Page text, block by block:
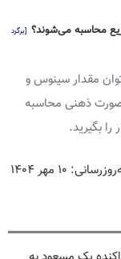
می‌شوند؟ [برگرد
ساده بین اعداد ۰ تا ۴ می‌توان مقدار سینوس و
و ۹۰ درجه را به‌صورت ذهنی محاسبه
بگیرید.
۱۰ مهر ۱۴۰۴